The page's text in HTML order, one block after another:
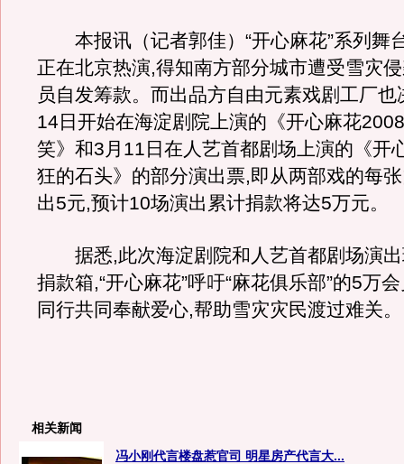
本报讯（记者郭佳）“开心麻花”系列舞
正在北京热演,得知南方部分城市遭受雪灾
员自发筹款。而出品方自由元素戏剧工厂也
14日开始在海淀剧院上演的《开心麻花
笑》和3月11日在人艺首都剧场上演的《开
狂的石头》的部分演出票,即从两部戏的每
出5元,预计10场演出累计捐款将达5万元。
据悉,此次海淀剧院和人艺首都剧场演出
捐款箱,“开心麻花”呼吁“麻花俱乐部”的5万
同行共同奉献爱心,帮助雪灾灾民渡过难关。
相关新闻
冯小刚代言楼盘惹官司 明星房产代言大...